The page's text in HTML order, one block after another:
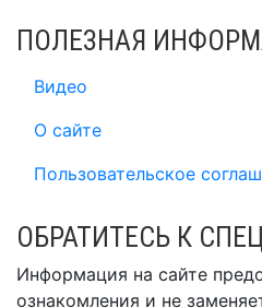
ПОЛЕЗНАЯ
Видео
О сайте
Пользовательское
ОБРАТИТЕСЬ К
Информация на сайте
ознакомления и не